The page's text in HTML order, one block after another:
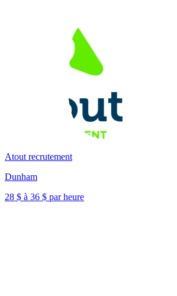
Atout recrutement
Dunham
28 $ à 36 $ par heure